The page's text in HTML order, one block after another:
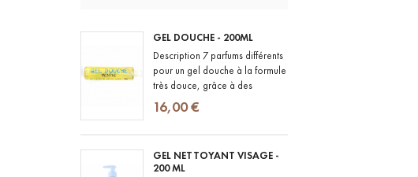
GEL DOUCHE - 200ML
Description 7 parfums différents
pour un gel douche à la formule
très douce, grâce à des
ingrédients naturels et BIO et
des parfums 100% d'origine...
16,00 €
GEL NETTOYANT VISAGE -
200 ML